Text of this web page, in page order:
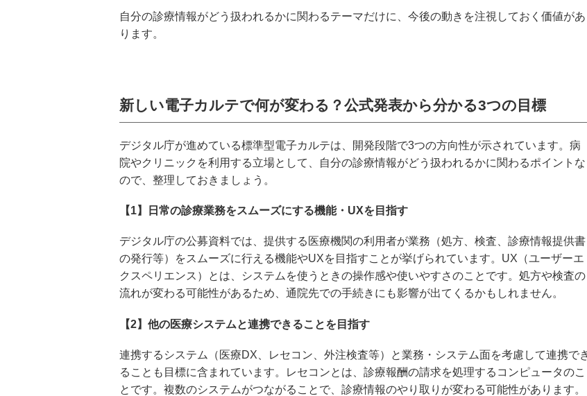
自分の診療情報がどう扱われるかに関わるテーマだけに、今後の動きを注視しておく価値があ
ります。
新しい電子カルテで何が変わる？公式発表から分かる3つの目標
デジタル庁が進めている標準型電子カルテは、開発段階で3つの方向性が示されています。病
院やクリニックを利用する立場として、自分の診療情報がどう扱われるかに関わるポイントな
ので、整理しておきましょう。
【1】日常の診療業務をスムーズにする機能・UXを目指す
デジタル庁の公募資料では、提供する医療機関の利用者が業務（処方、検査、診療情報提供書
の発行等）をスムーズに行える機能やUXを目指すことが挙げられています。UX（ユーザーエ
クスペリエンス）とは、システムを使うときの操作感や使いやすさのことです。処方や検査の
流れが変わる可能性があるため、通院先での手続きにも影響が出てくるかもしれません。
【2】他の医療システムと連携できることを目指す
連携するシステム（医療DX、レセコン、外注検査等）と業務・システム面を考慮して連携で
ることも目標に含まれています。レセコンとは、診療報酬の請求を処理するコンピュータのこ
とです。複数のシステムがつながることで、診療情報のやり取りが変わる可能性があります。